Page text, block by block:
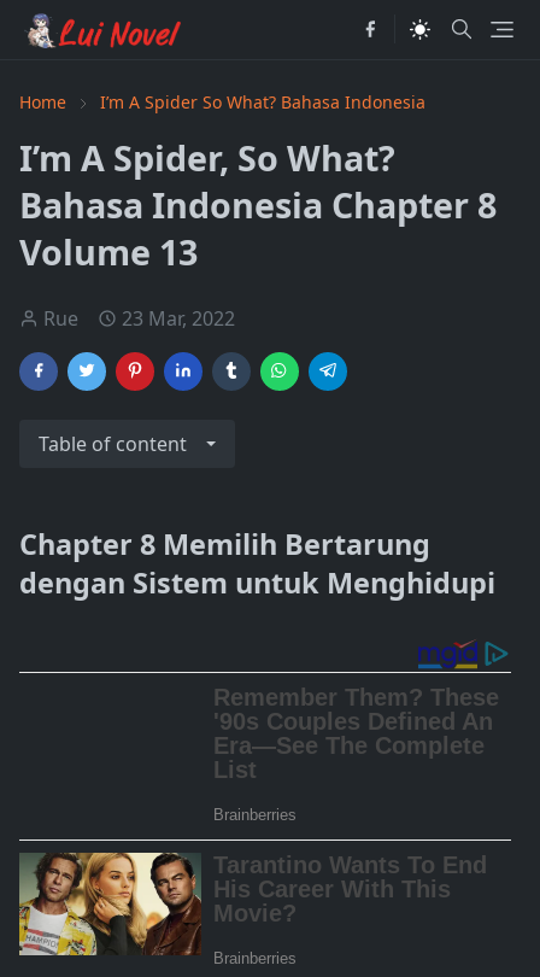
Home I’m A Spider So What? Bahasa Indonesia
I’m A Spider, So What?
Bahasa Indonesia Chapter 8
Volume 13
Rue 23 Mar, 2022
Table of content
Chapter 8 Memilih Bertarung
dengan Sistem untuk Menghidupi